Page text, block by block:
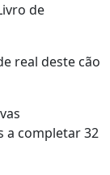
de
real deste cão
a completar 32